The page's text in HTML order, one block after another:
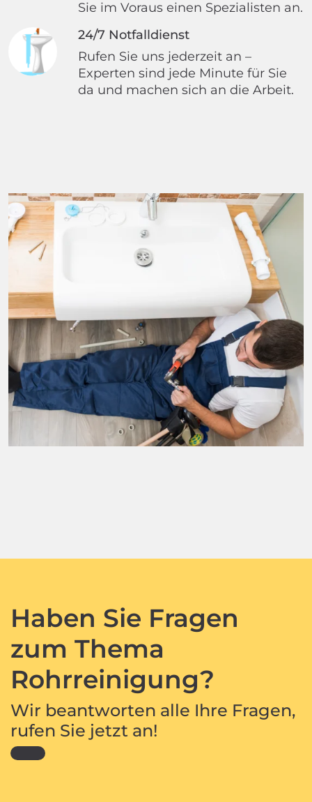
Sie im Voraus einen Spezialisten an.
24/7 Notfalldienst
Rufen Sie uns jederzeit an –
Experten sind jede Minute für Sie
da und machen sich an die Arbeit.
Haben Sie Fragen
zum Thema
Rohrreinigung?
Wir beantworten alle Ihre Fragen,
rufen Sie jetzt an!